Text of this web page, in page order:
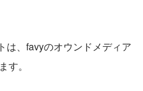
は、favyのオウンドメディア
す。